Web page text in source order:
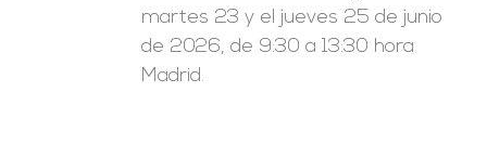
martes 23 y el jueves 25 de junio
de 2026, de 9:30 a 13:30 hora
Madrid.